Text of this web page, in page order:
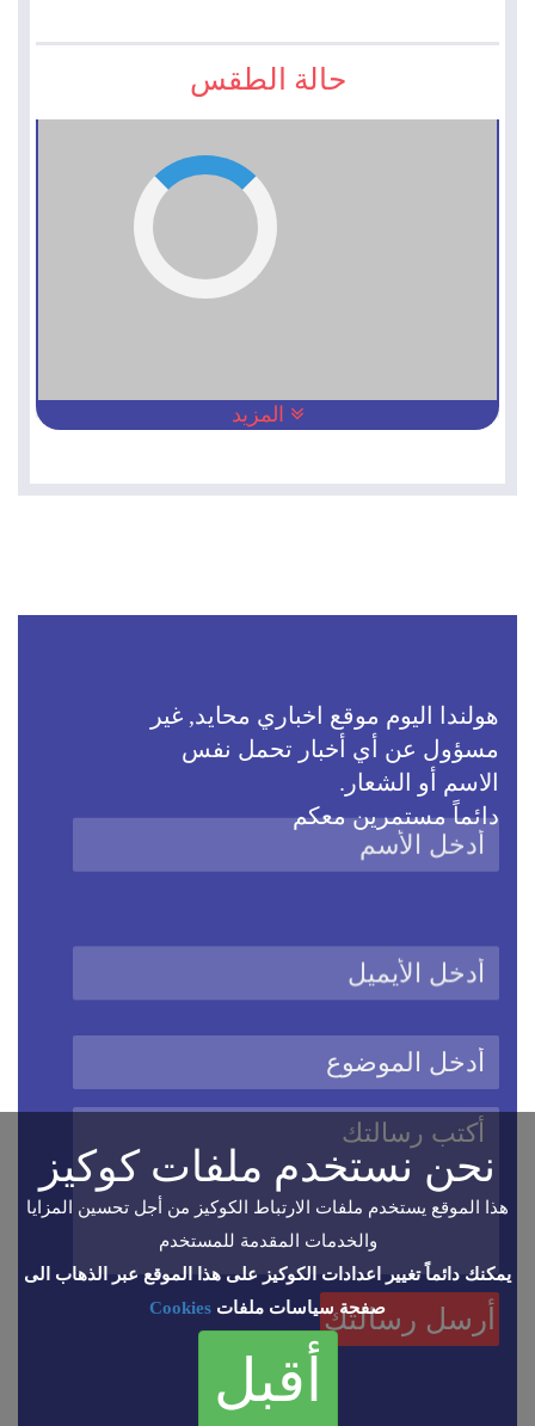
حالة الطقس
المزيد
هولندا اليوم موقع اخباري محايد, غير
مسؤول عن أي أخبار تحمل نفس
الاسم أو الشعار.
دائماً مستمرين معكم
نحن نستخدم ملفات كوكيز
هذا الموقع يستخدم ملفات الارتباط الكوكيز من أجل تحسين المزايا
والخدمات المقدمة للمستخدم
يمكنك دائماً تغيير اعدادات الكوكيز على هذا الموقع عبر الذهاب الى
صفحة سياسات ملفات Cookies
أقبل